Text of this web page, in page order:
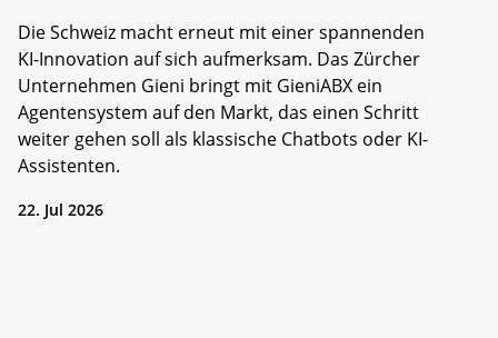
Die Schweiz macht erneut mit einer spannenden
KI-Innovation auf sich aufmerksam. Das Zürcher
Unternehmen Gieni bringt mit GieniABX ein
Agentensystem auf den Markt, das einen Schritt
weiter gehen soll als klassische Chatbots oder KI-
Assistenten.
22. Jul 2026